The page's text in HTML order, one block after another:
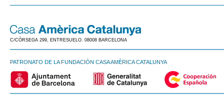
C/CÒRSEGA 299, ENTRESUELO. 08008 BARCELONA
PATRONATO DE LA FUNDACIÓN CASA AMÈRICA CATALUNYA